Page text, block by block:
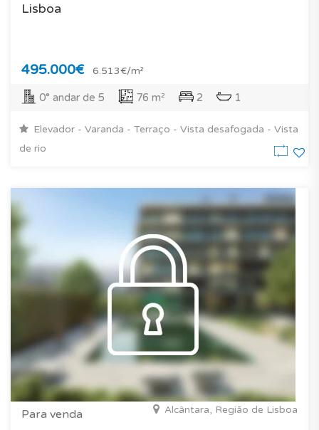
Lisboa
495.000€ 6.513€/m²
0° andar de 5 76 m² 2 1
Elevador - Varanda - Terraço - Vista desafogada - Vista
de rio
Para venda Alcântara, Região de Lisboa